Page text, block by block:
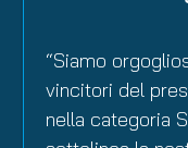
“Siamo
vincitori del
nella categoria